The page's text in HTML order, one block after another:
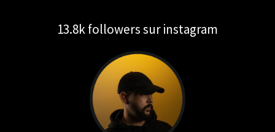
13.8k followers sur instagram